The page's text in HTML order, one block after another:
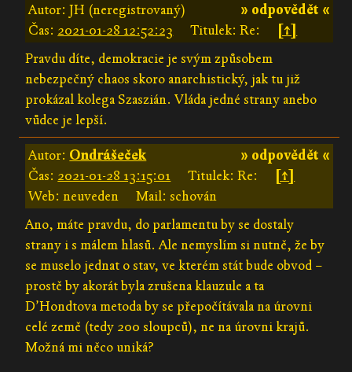
» odpovědět «
Autor: JH (neregistrovaný)
Čas: 2021-01-28 12:52:23 Titulek: Re:
[↑]
Pravdu díte, demokracie je svým způsobem
nebezpečný chaos skoro anarchistický, jak tu již
prokázal kolega Szaszián. Vláda jedné strany anebo
vůdce je lepší.
» odpovědět «
Autor: Ondrášeček
Čas: 2021-01-28 13:15:01 Titulek: Re:
[↑]
Web: neuveden
Mail: schován
Ano, máte pravdu, do parlamentu by se dostaly
strany i s málem hlasů. Ale nemyslím si nutně, že by
se muselo jednat o stav, ve kterém stát bude obvod –
prostě by akorát byla zrušena klauzule a ta
D’Hondtova metoda by se přepočítávala na úrovni
celé země (tedy 200 sloupců), ne na úrovni krajů.
Možná mi něco uniká?